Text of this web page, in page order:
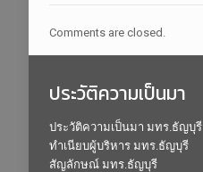
Comments are closed.
ประวัติความเป็นมา
ประวัติความเป็นมา มทร.ธัญบุรี
ทำเนียบผู้บริหาร มทร.ธัญบุรี
สัญลักษณ์ มทร.ธัญบุรี